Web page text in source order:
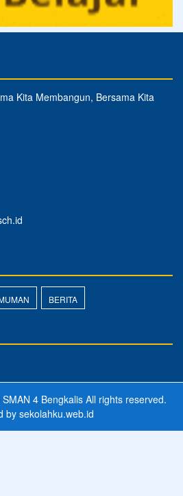
Kita Membangun, Bersama Kita
BERITA
SMAN 4 BengkalisAll rights reserved.
by sekolahku.web.id